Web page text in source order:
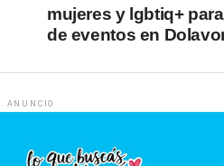
mujeres y lgbtiq+
de eventos en
ANUNCIO